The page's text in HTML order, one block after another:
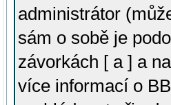
administrátor
sám o sobě je
závorkách [ a ] a
více informací o